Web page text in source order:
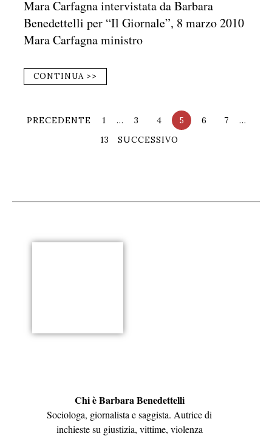
Mara Carfagna intervistata da Barbara
Benedettelli per “Il Giornale”, 8 marzo 2010
Mara Carfagna ministro
CONTINUA >>
PRECEDENTE 1 … 3 4 5 6 7
…
13
SUCCESSIVO
Chi è Barbara Benedettelli
Sociologa, giornalista e saggista. Autrice di
inchieste su giustizia, vittime, violenza